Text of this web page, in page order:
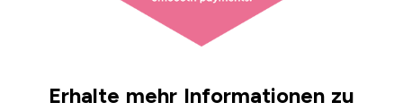
Erhalte mehr Informationen zu